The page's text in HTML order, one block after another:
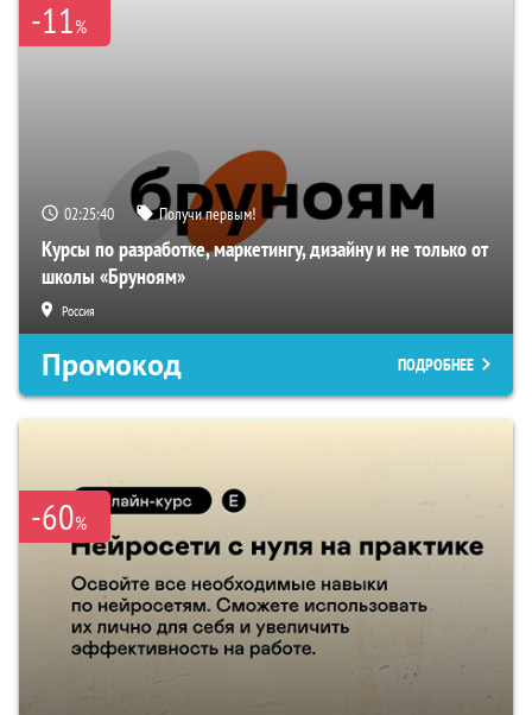
-11%
02:25:39 Получи первым!
Курсы по разработке, маркетингу, дизайну и не только от
школы «Бруноям»
Россия
Промокод ПОДРОБНЕЕ
-60%